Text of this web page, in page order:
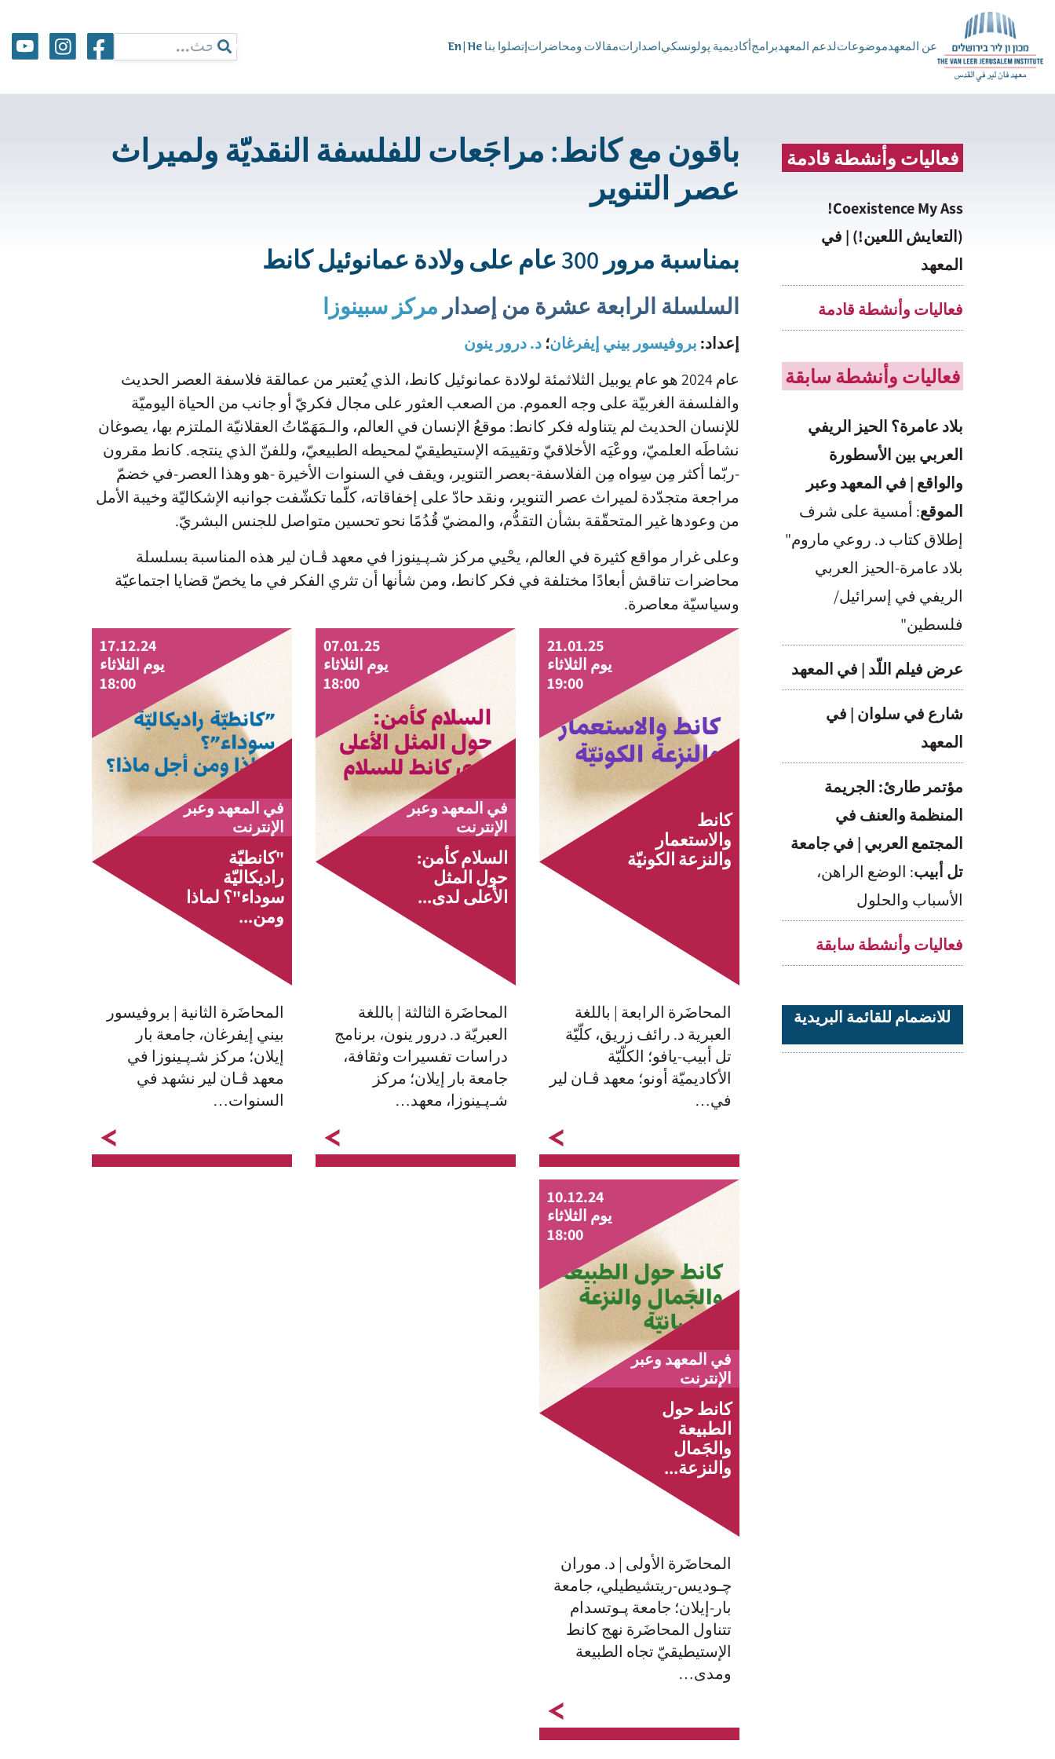
عن المعهدموضوعاتلدعم المعهدبرامج أكاديمية پولونسكي اصداراتمقالات ومحاضرات إتصلوا بنا He
En
باقون مع كانط: مراجَعات للفلسفة النقديّة ولميراث
عصر التنوير
بمناسبة مرور 300 عام على ولادة عمانوئيل كانط
السلسلة الرابعة عشرة من إصدار مركز سبينوزا
إعداد: بروفيسور بيني إيفرغان؛ د. درور ينون
عام 2024 هو عام يوبيل الثلاثمئة لولادة عمانوئيل كانط، الذي يُعتبر من عمالقة فلاسفة العصر الحديث
والفلسفة الغربيّة على وجه العموم. من الصعب العثور على مجال فكريّ أو جانب من الحياة اليوميّة
للإنسان الحديث لم يتناوله فكر كانط: موقعُ الإنسان في العالم، والـمَهَمّاتُ العقلانيّة الملتزم بها، يصوغان
نشاطَه العلميّ، ووعْيَه الأخلاقيّ وتقييمَه الإستيطيقيّ لمحيطه الطبيعيّ، وللفنّ الذي ينتجه. كانط مقرون
-ربّما أكثر مِن سِواه مِن الفلاسفة-بعصر التنوير، ويقف في السنوات الأخيرة -هو وهذا العصر-في خضمّ
مراجعة متجدّدة لميراث عصر التنوير، ونقد حادّ على إخفاقاته، كلّما تكشّفت جوانبه الإشكاليّة وخيبة الأمل
من وعودها غير المتحقّقة بشأن التقدُّم، والمضيّ قُدُمًا نحو تحسين متواصل للجنس البشريّ.
وعلى غرار مواقع كثيرة في العالم، يحْيي مركز شـﭘـينوزا في معهد ﭬـان لير هذه المناسبة بسلسلة
محاضرات تناقش أبعادًا مختلفة في فكر كانط، ومن شأنها أن تثري الفكر في ما يخصّ قضايا اجتماعيّة
وسياسيّة معاصرة.
full date21.01.25
يوم الثلاثاء
19:00
كانط
والاستعمار
والنزعة الكونيّة
المحاضَرة الرابعة | باللغة
العبرية د. رائف زريق، كلّيّة
تل أبيب-يافو؛ الكلّيّة
الأكاديميّة أونو؛ معهد ﭬـان لير
في…
full date07.01.25
يوم الثلاثاء
18:00
في المعهد وعبر
الإنترنت
السلام كأمن:
حول المثل
الأعلى لدى...
المحاضَرة الثالثة | باللغة
العبريّة د. درور ينون، برنامج
دراسات تفسيرات وثقافة،
جامعة بار إيلان؛ مركز
شـﭘـينوزا، معهد…
full date17.12.24
يوم الثلاثاء
18:00
في المعهد وعبر
الإنترنت
"كانطيّة
راديكاليّة
سوداء"؟ لماذا
ومن...
المحاضَرة الثانية | بروفيسور
بيني إيفرغان، جامعة بار
إيلان؛ مركز شـﭘـينوزا في
معهد ﭬـان لير نشهد في
السنوات…
full date10.12.24
يوم الثلاثاء
18:00
في المعهد وعبر
الإنترنت
كانط حول
الطبيعة
والجَمال
والنزعة...
المحاضَرة الأولى | د. موران
ﭼـوديس-ريتشيطيلي، جامعة
بار-إيلان؛ جامعة ﭘـوتسدام
تتناول المحاضَرة نهج كانط
الإستيطيقيّ تجاه الطبيعة
ومدى…
فعاليات وأنشطة قادمة
Coexistence My Ass!
(التعايش اللعين!) | في
المعهد
فعاليات وأنشطة قادمة
فعاليات وأنشطة سابقة
بلاد عامرة؟ الحيز الريفي
العربي بين الأسطورة
والواقع | في المعهد وعبر
الموقع: أمسية على شرف
إطلاق كتاب د. روعي ماروم"
بلاد عامرة-الحيز العربي
الريفي في إسرائيل/
فلسطين"
عرض فيلم اللّد | في المعهد
شارع في سلوان | في
المعهد
مؤتمر طارئ: الجريمة
المنظمة والعنف في
المجتمع العربي | في جامعة
تل أبيب: الوضع الراهن،
الأسباب والحلول
فعاليات وأنشطة سابقة
للانضمام للقائمة البريدية